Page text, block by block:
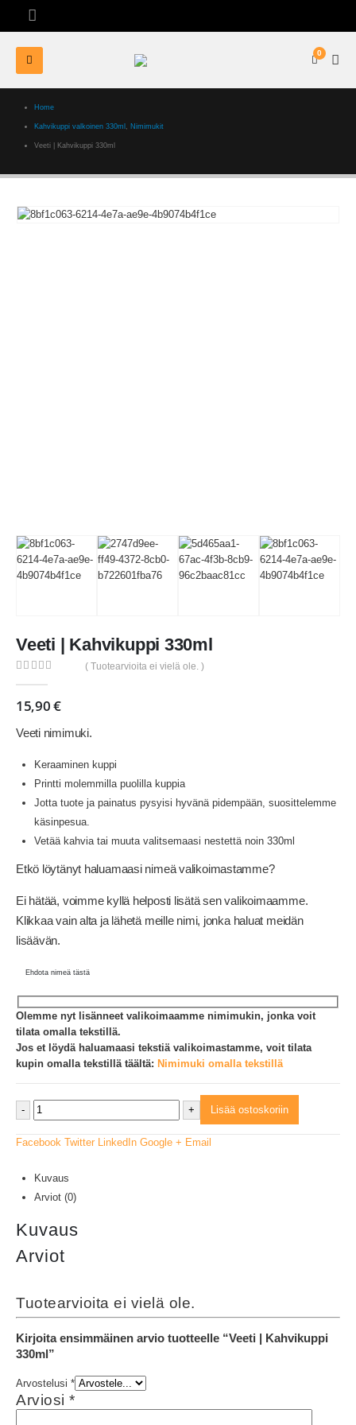
0
Home
Kahvikuppi valkoinen 330ml , Nimimukit
Veeti | Kahvikuppi 330ml
Veeti | Kahvikuppi 330ml
( Tuotearvioita ei vielä ole. )
15,90€
Veeti nimimuki.
Keraaminen kuppi
Printti molemmilla puolilla kuppia
Jotta tuote ja painatus pysyisi hyvänä pidempään, suosittelemme
käsinpesua.
Vetää kahvia tai muuta valitsemaasi nestettä noin 330ml
Etkö löytänyt haluamaasi nimeä valikoimastamme?
Ei hätää, voimme kyllä helposti lisätä sen valikoimaamme.
Klikkaa vain alta ja lähetä meille nimi, jonka haluat meidän
lisäävän.
Ehdota nimeä tästä
Olemme nyt lisänneet valikoimaamme nimimukin, jonka voit
tilata omalla tekstillä.
Jos et löydä haluamaasi tekstiä valikoimastamme, voit tilata
kupin omalla tekstillä täältä: Nimimuki omalla tekstillä
- + Lisää ostoskoriin
Facebook Twitter LinkedIn Google + Email
Kuvaus
Arviot (0)
Kuvaus
Arviot
Tuotearvioita ei vielä ole.
Kirjoita ensimmäinen arvio tuotteelle “Veeti | Kahvikuppi
330ml”
Arvostelusi *
Arviosi *